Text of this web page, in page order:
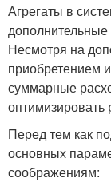
Агрегаты в
Несмотря на
приобретением
суммарные
Перед тем как
основных
соображениям: